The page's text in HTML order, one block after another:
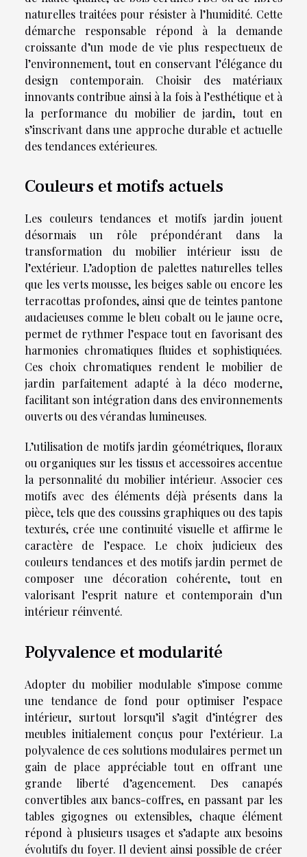
naturelles traitées pour résister à l’humidité. Cette
démarche responsable répond à la demande
croissante d’un mode de vie plus respectueux de
l’environnement, tout en conservant l’élégance du
design contemporain. Choisir des matériaux
innovants contribue ainsi à la fois à l’esthétique et à
la performance du mobilier de jardin, tout en
s’inscrivant dans une approche durable et actuelle
des tendances extérieures.
Couleurs et motifs actuels
Les couleurs tendances et motifs jardin jouent
désormais un rôle prépondérant dans la
transformation du mobilier intérieur issu de
l’extérieur. L’adoption de palettes naturelles telles
que les verts mousse, les beiges sable ou encore les
terracottas profondes, ainsi que de teintes pantone
audacieuses comme le bleu cobalt ou le jaune ocre,
permet de rythmer l’espace tout en favorisant des
harmonies chromatiques fluides et sophistiquées.
Ces choix chromatiques rendent le mobilier de
jardin parfaitement adapté à la déco moderne,
facilitant son intégration dans des environnements
ouverts ou des vérandas lumineuses.
L’utilisation de motifs jardin géométriques, floraux
ou organiques sur les tissus et accessoires accentue
la personnalité du mobilier intérieur. Associer ces
motifs avec des éléments déjà présents dans la
pièce, tels que des coussins graphiques ou des tapis
texturés, crée une continuité visuelle et affirme le
caractère de l’espace. Le choix judicieux des
couleurs tendances et des motifs jardin permet de
composer une décoration cohérente, tout en
valorisant l’esprit nature et contemporain d’un
intérieur réinventé.
Polyvalence et modularité
Adopter du mobilier modulable s’impose comme
une tendance de fond pour optimiser l’espace
intérieur, surtout lorsqu’il s’agit d’intégrer des
meubles initialement conçus pour l’extérieur. La
polyvalence de ces solutions modulaires permet un
gain de place appréciable tout en offrant une
grande liberté d’agencement. Des canapés
convertibles aux bancs-coffres, en passant par les
tables gigognes ou extensibles, chaque élément
répond à plusieurs usages et s’adapte aux besoins
évolutifs du foyer. Il devient ainsi possible de créer